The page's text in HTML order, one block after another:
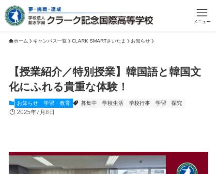
メニュー
ホーム キャンパス一覧 CLARK SMARTさいたま お知らせ
【授業紹介／特別授業】韓国語と韓国文
化にふれる貴重な体験！
お知らせ 学習・教育 募集中 学校生活 学校行事 学習 探究
2025年7月8日